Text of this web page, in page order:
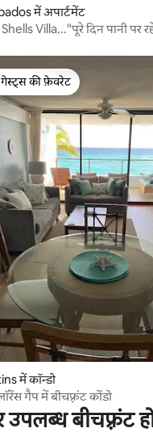
में अपार्टमेंट
Villa..."पूरे दिन पानी पर
का टॉप फ़ेवरेट
गेस्ट्स की फ़ेवरेट
में कॉन्डो
गैप में बीचफ़्रंट कोंडो
उपलब्ध बीचफ़्रंट